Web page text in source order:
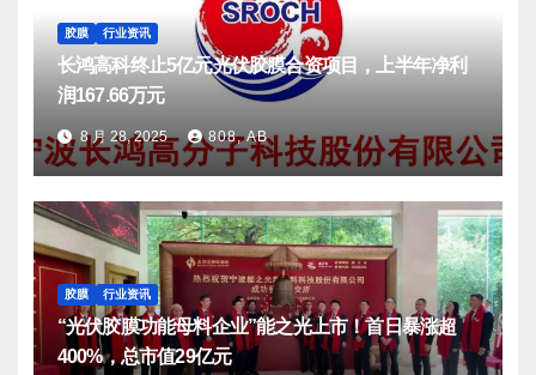
胶膜 行业资讯
长鸿高科终止5亿元光伏胶膜合资项目，上半年净利
润167.66万元
8 月 28, 2025 808, AB
胶膜 行业资讯
“光伏胶膜功能母料企业”能之光上市！首日暴涨超
400%，总市值29亿元